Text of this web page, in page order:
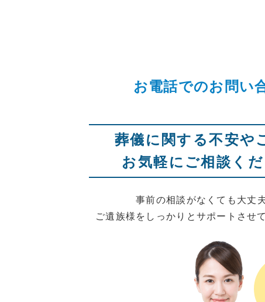
お電話でのお問い
葬儀に関する不安や
お気軽にご相談くだ
事前の相談がなくても大丈
ご遺族様をしっかりとサポートさせ